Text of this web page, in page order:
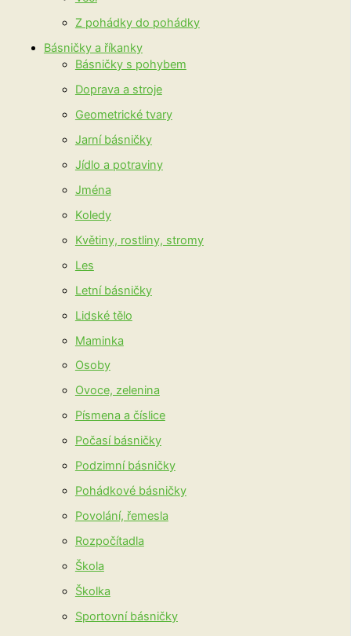
Z pohádky do pohádky
Básničky a říkanky
Básničky s pohybem
Doprava a stroje
Geometrické tvary
Jarní básničky
Jídlo a potraviny
Jména
Koledy
Květiny, rostliny, stromy
Les
Letní básničky
Lidské tělo
Maminka
Osoby
Ovoce, zelenina
Písmena a číslice
Počasí básničky
Podzimní básničky
Pohádkové básničky
Povolání, řemesla
Rozpočítadla
Škola
Školka
Sportovní básničky